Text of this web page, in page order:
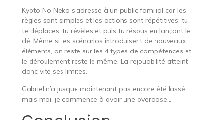
Kyoto No Neko s’adresse à un public familial car les
règles sont simples et les actions sont répétitives: tu
te déplaces, tu révèles et puis tu résous en lançant le
dé. Même si les scénarios introduisent de nouveaux
éléments, on reste sur les 4 types de compétences et
le déroulement reste le même. La rejouabilité atteint
donc vite ses limites.
Gabriel n’a jusque maintenant pas encore été lassé
mais moi, je commence à avoir une overdose…